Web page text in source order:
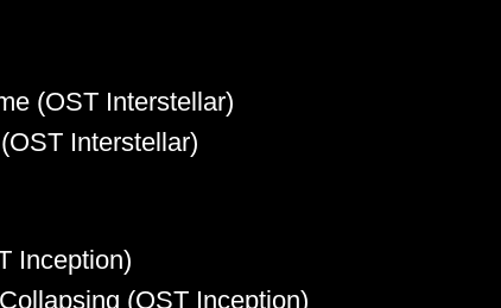
(OST Interstellar)
Interstellar)
Inception)
(OST Inception)